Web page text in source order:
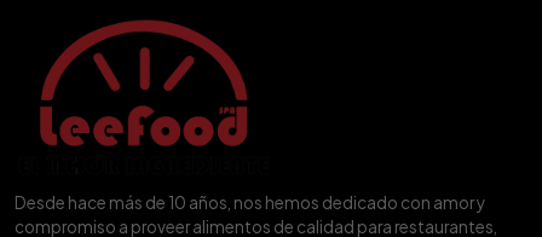
Desde hace más de 10 años, nos hemos dedicado con amor y
compromiso a proveer alimentos de calidad para restaurantes,